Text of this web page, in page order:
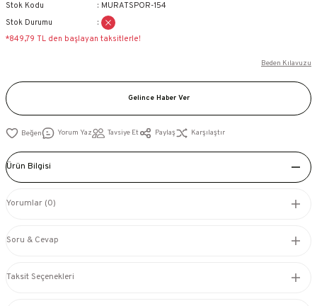
Stok Kodu
MURATSPOR-154
Stok Durumu
*849,79 TL den başlayan taksitlerle!
Beden Kılavuzu
Gelince Haber Ver
Yorum Yaz Tavsiye Et Paylaş Karşılaştır
Ürün Bilgisi
Yorumlar (0)
Soru & Cevap
Taksit Seçenekleri